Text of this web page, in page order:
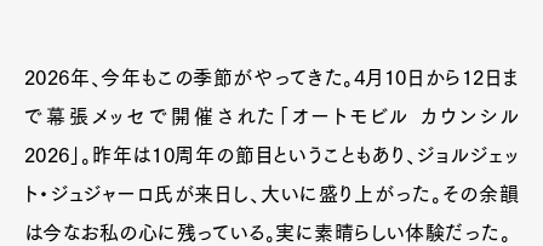
2026年、今年もこの季節がやってきた。4月10日から12日ま
で幕張メッセで開催された「オートモビル カウンシル
2026」。昨年は10周年の節目ということもあり、ジョルジェッ
ト・ジュジャーロ氏が来日し、大いに盛り上がった。その余韻
は今なお私の心に残っている。実に素晴らしい体験だった。